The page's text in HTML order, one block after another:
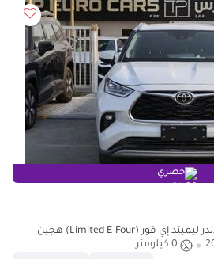
حصري
تويوتا هايلاندر VXR تويوتا هايلاندر ليميتد إي فور (Limited E-Four) هجين
0 كيلومتر